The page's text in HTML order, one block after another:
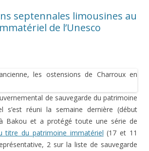
septennales limousines au
de l’Unesco
de sauvegarde du patrimoine
s’est réuni la semaine dernière (début
Bakou et a protégé toute une série de
titre du patrimoine immatériel (17 et 11
2 sur la liste de sauvegarde